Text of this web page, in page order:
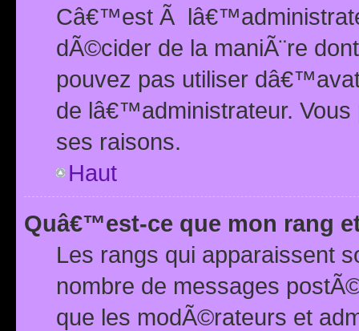
Câ€™est Ã
dÃ©cider de la maniÃ¨re
pouvez pas utiliser
de lâ€™administrateur.
ses raisons.
Haut
Quâ€™est-ce que mon rang
Les rangs qui apparaissent
nombre de messages
que les modÃ©rateurs et